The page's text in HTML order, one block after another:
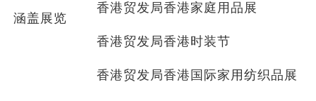
涵盖展览
香港贸发局香港家庭用品展
香港贸发局香港时装节
香港贸发局香港国际家用纺织品展